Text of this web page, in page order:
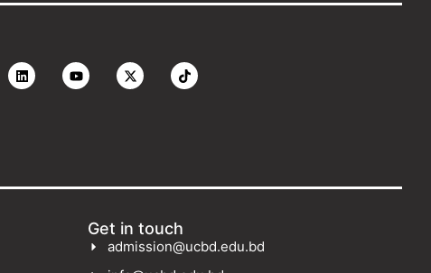
Get in touch
admission@ucbd.edu.bd